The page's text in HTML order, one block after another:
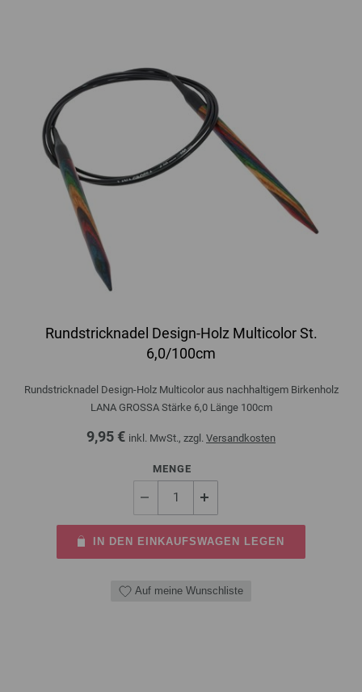
Rundstricknadel Design-Holz Multicolor St.
6,0/100cm
Rundstricknadel Design-Holz Multicolor aus nachhaltigem Birkenholz
LANA GROSSA Stärke 6,0 Länge 100cm
9,95 € inkl. MwSt., zzgl. Versandkosten
MENGE
IN DEN EINKAUFSWAGEN LEGEN
Auf meine Wunschliste